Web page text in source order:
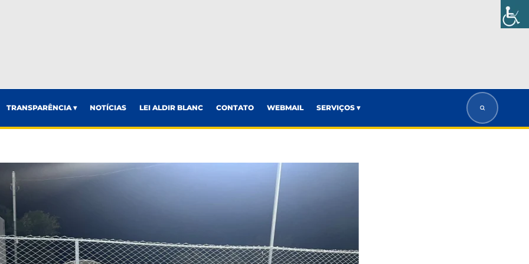
TRANSPARÊNCIA ▾ NOTÍCIAS LEI ALDIR BLANC CONTATO WEBMAIL SERVIÇOS ▾